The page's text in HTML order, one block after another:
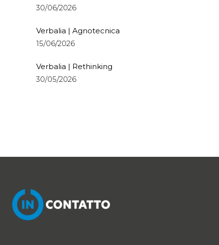
30/06/2026
Verbalia | Agnotecnica
15/06/2026
Verbalia | Rethinking
30/05/2026